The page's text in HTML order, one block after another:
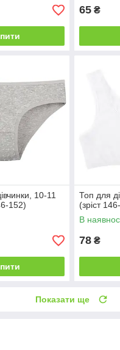
65 ₴
10-11
152)
Топ для
(зріст
В
78 ₴
Показати ще